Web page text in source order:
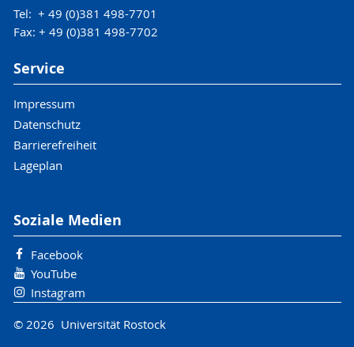
Tel: + 49 (0)381 498-7701
Fax: + 49 (0)381 498-7702
Service
Impressum
Datenschutz
Barrierefreiheit
Lageplan
Soziale Medien
Facebook
YouTube
Instagram
© 2026 Universität Rostock